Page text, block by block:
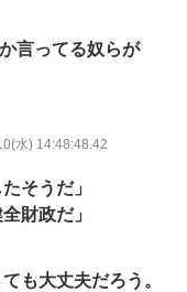
言ってる奴らが
水) 14:48:48.42
そうだ」
財政だ」
も大丈夫だろう。